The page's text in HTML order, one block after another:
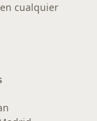
cualquier